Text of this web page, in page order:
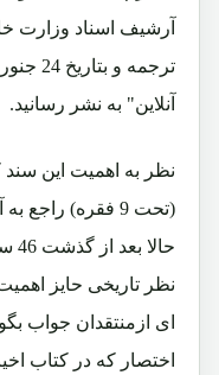
آرشیف اسناد وزارت
آنلاین" به نشر رسانید.
نظر به اهمیت این
(تحت 9 فقره)
نظر تاریخی حایز
ای ازمنتقدان جواب
اختصار که در کتاب